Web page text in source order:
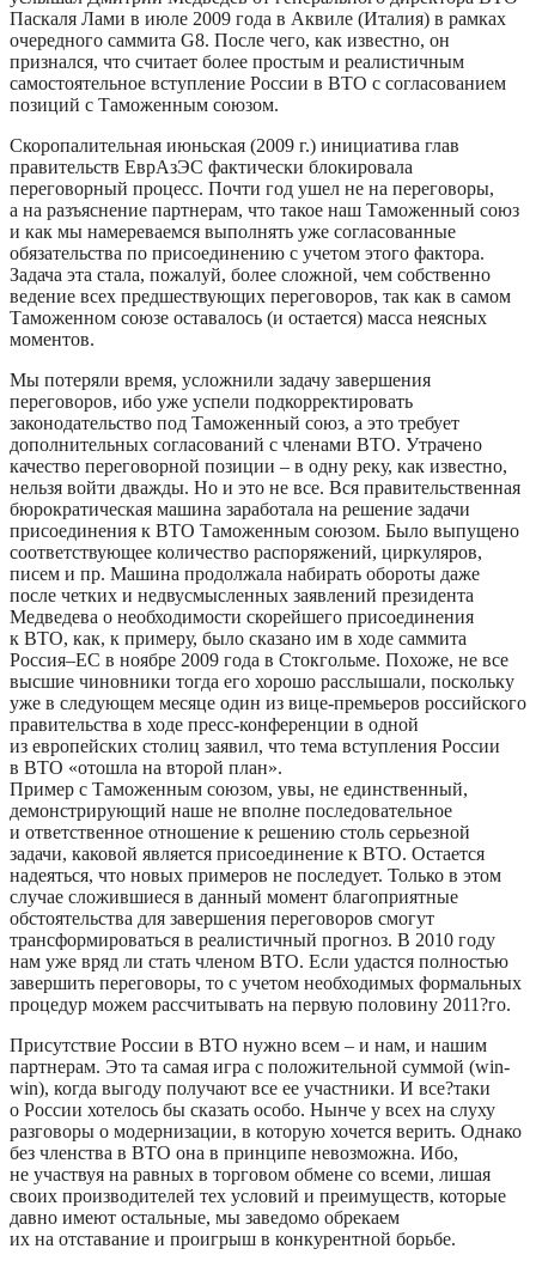
Паскаля Лами в июле 2009 года в Аквиле (Италия) в рамках
очередного саммита G8. После чего, как известно, он
признался, что считает более простым и реалистичным
самостоятельное вступление России в ВТО с согласованием
позиций с Таможенным союзом.
Скоропалительная июньская (2009 г.) инициатива глав
правительств ЕврАзЭС фактически блокировала
переговорный процесс. Почти год ушел не на переговоры,
а на разъяснение партнерам, что такое наш Таможенный союз
и как мы намереваемся выполнять уже согласованные
обязательства по присоединению с учетом этого фактора.
Задача эта стала, пожалуй, более сложной, чем собственно
ведение всех предшествующих переговоров, так как в самом
Таможенном союзе оставалось (и остается) масса неясных
моментов.
Мы потеряли время, усложнили задачу завершения
переговоров, ибо уже успели подкорректировать
законодательство под Таможенный союз, а это требует
дополнительных согласований с членами ВТО. Утрачено
качество переговорной позиции – в одну реку, как известно,
нельзя войти дважды. Но и это не все. Вся правительственная
бюрократическая машина заработала на решение задачи
присоединения к ВТО Таможенным союзом. Было выпущено
соответствующее количество распоряжений, циркуляров,
писем и пр. Машина продолжала набирать обороты даже
после четких и недвусмысленных заявлений президента
Медведева о необходимости скорейшего присоединения
к ВТО, как, к примеру, было сказано им в ходе саммита
Россия–ЕС в ноябре 2009 года в Стокгольме. Похоже, не все
высшие чиновники тогда его хорошо расслышали, поскольку
уже в следующем месяце один из вице-премьеров российского
правительства в ходе пресс-конференции в одной
из европейских столиц заявил, что тема вступления России
в ВТО «отошла на второй план».
Пример с Таможенным союзом, увы, не единственный,
демонстрирующий наше не вполне последовательное
и ответственное отношение к решению столь серьезной
задачи, каковой является присоединение к ВТО. Остается
надеяться, что новых примеров не последует. Только в этом
случае сложившиеся в данный момент благоприятные
обстоятельства для завершения переговоров смогут
трансформироваться в реалистичный прогноз. В 2010 году
нам уже вряд ли стать членом ВТО. Если удастся полностью
завершить переговоры, то с учетом необходимых формальных
процедур можем рассчитывать на первую половину 2011?го.
Присутствие России в ВТО нужно всем – и нам, и нашим
партнерам. Это та самая игра с положительной суммой (win-
win), когда выгоду получают все ее участники. И все?таки
о России хотелось бы сказать особо. Нынче у всех на слуху
разговоры о модернизации, в которую хочется верить. Однако
без членства в ВТО она в принципе невозможна. Ибо,
не участвуя на равных в торговом обмене со всеми, лишая
своих производителей тех условий и преимуществ, которые
давно имеют остальные, мы заведомо обрекаем
их на отставание и проигрыш в конкурентной борьбе.